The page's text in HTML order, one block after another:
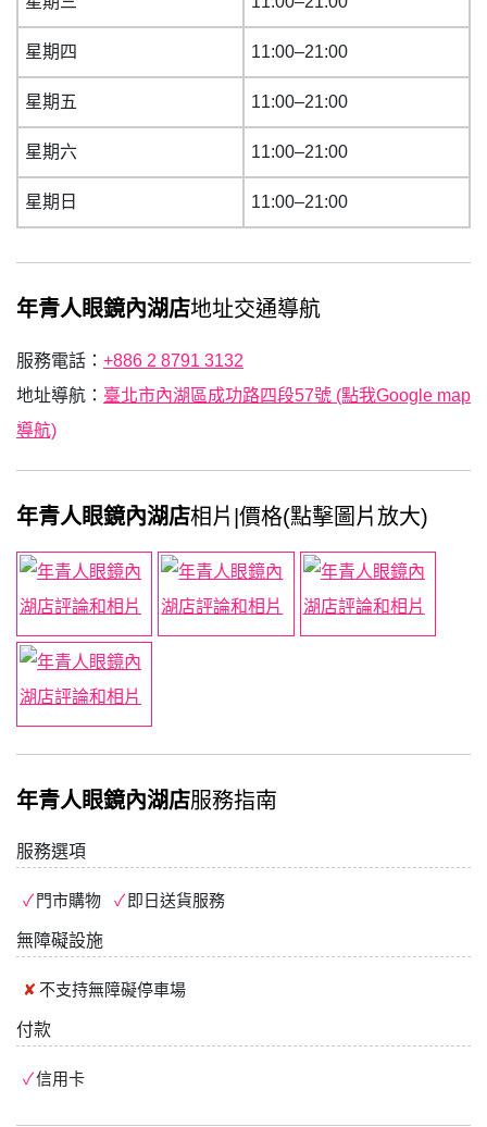
星期四 11:00–21:00
星期五 11:00–21:00
星期六 11:00–21:00
星期日 11:00–21:00
年青人眼鏡內湖店地址交通導航
服務電話： +886 2 8791 3132
地址導航： 臺北市內湖區成功路四段57號 (點我Google map
導航)
年青人眼鏡內湖店相片|價格(點擊圖片放大)
年青人眼鏡內湖店服務指南
服務選項
門市購物 即日送貨服務
無障礙設施
不支持無障礙停車場
付款
信用卡